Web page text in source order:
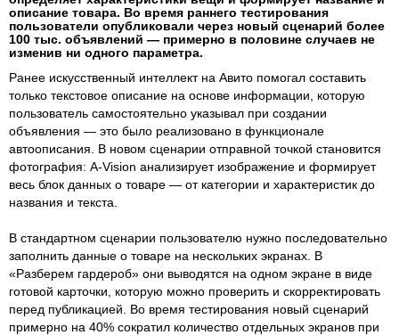
описание товара. Во время раннего тестирования
пользователи опубликовали через новый сценарий более
100 тыс. объявлений — примерно в половине случаев не
изменив ни одного параметра.
Ранее искусственный интеллект на Авито помогал составить
только текстовое описание на основе информации, которую
пользователь самостоятельно указывал при создании
объявления — это было реализовано в функционале
автоописания. В новом сценарии отправной точкой становится
фотография: A-Vision анализирует изображение и формирует
весь блок данных о товаре — от категории и характеристик до
названия и текста.
В стандартном сценарии пользователю нужно последовательно
заполнить данные о товаре на нескольких экранах. В
«Разберем гардероб» они выводятся на одном экране в виде
готовой карточки, которую можно проверить и скорректировать
перед публикацией. Во время тестирования новый сценарий
примерно на 40% сократил количество отдельных экранов при